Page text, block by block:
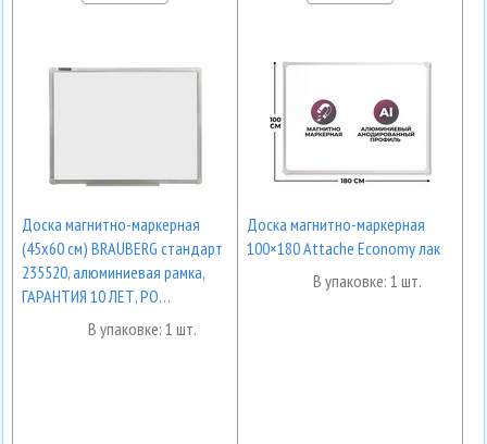
Доска магнитно-маркерная
(45х60 см) BRAUBERG стандарт
235520, алюминиевая рамка,
ГАРАНТИЯ 10 ЛЕТ, РО…
В упаковке: 1 шт.
Доска магнитно-маркерная
100×180 Attache Economy лак
В упаковке: 1 шт.